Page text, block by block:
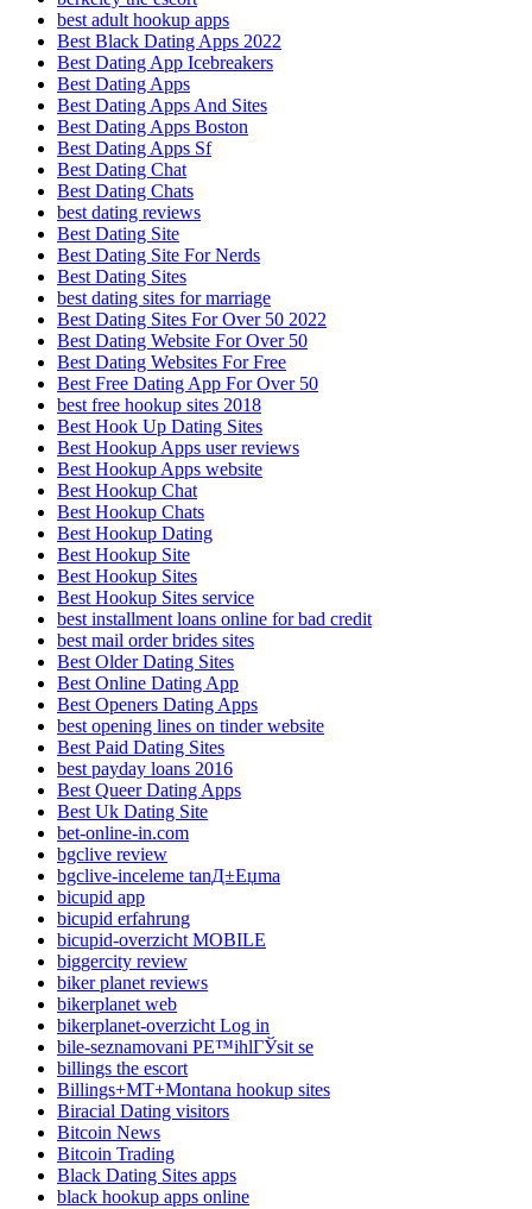
best adult hookup apps
Best Black Dating Apps 2022
Best Dating App Icebreakers
Best Dating Apps
Best Dating Apps And Sites
Best Dating Apps Boston
Best Dating Apps Sf
Best Dating Chat
Best Dating Chats
best dating reviews
Best Dating Site
Best Dating Site For Nerds
Best Dating Sites
best dating sites for marriage
Best Dating Sites For Over 50 2022
Best Dating Website For Over 50
Best Dating Websites For Free
Best Free Dating App For Over 50
best free hookup sites 2018
Best Hook Up Dating Sites
Best Hookup Apps user reviews
Best Hookup Apps website
Best Hookup Chat
Best Hookup Chats
Best Hookup Dating
Best Hookup Site
Best Hookup Sites
Best Hookup Sites service
best installment loans online for bad credit
best mail order brides sites
Best Older Dating Sites
Best Online Dating App
Best Openers Dating Apps
best opening lines on tinder website
Best Paid Dating Sites
best payday loans 2016
Best Queer Dating Apps
Best Uk Dating Site
bet-online-in.com
bgclive review
bgclive-inceleme tanД±Еџma
bicupid app
bicupid erfahrung
bicupid-overzicht MOBILE
biggercity review
biker planet reviews
bikerplanet web
bikerplanet-overzicht Log in
bile-seznamovani PЕ™ihlГЎsit se
billings the escort
Billings+MT+Montana hookup sites
Biracial Dating visitors
Bitcoin News
Bitcoin Trading
Black Dating Sites apps
black hookup apps online